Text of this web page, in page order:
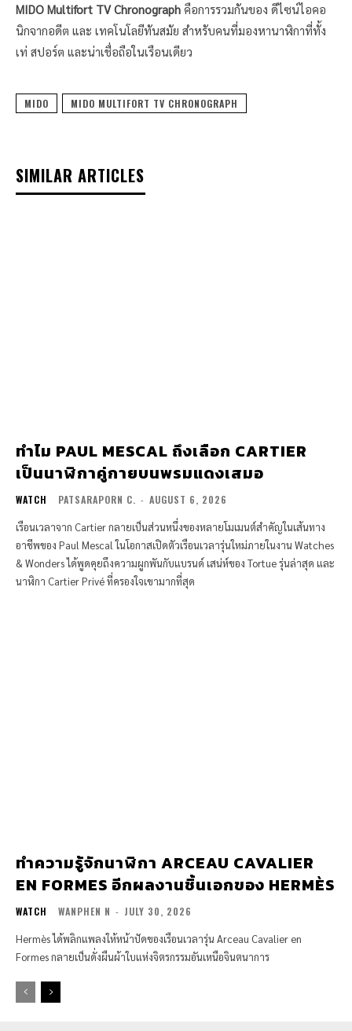
MIDO Multifort TV Chronograph คือการรวมกันของ ดีไซน์ไอคอ
นิกจากอดีต และ เทคโนโลยีทันสมัย สำหรับคนที่มองหานาฬิกาที่ทั้ง
เท่ สปอร์ต และน่าเชื่อถือในเรือนเดียว
MIDO MIDO MULTIFORT TV CHRONOGRAPH
SIMILAR ARTICLES
ทำไม PAUL MESCAL ถึงเลือก CARTIER
เป็นนาฬิกาคู่กายบนพรมแดงเสมอ
WATCH PATSARAPORN C. - AUGUST 6, 2026
เรือนเวลาจาก Cartier กลายเป็นส่วนหนึ่งของหลายโมเมนต์สำคัญในเส้นทาง
อาชีพของ Paul Mescal ในโอกาสเปิดตัวเรือนเวลารุ่นใหม่ภายในงาน Watches
& Wonders ได้พูดคุยถึงความผูกพันกับแบรนด์ เสน่ห์ของ Tortue รุ่นล่าสุด และ
นาฬิกา Cartier Privé ที่ครองใจเขามากที่สุด
ทำความรู้จักนาฬิกา ARCEAU CAVALIER
EN FORMES อีกผลงานชิ้นเอกของ HERMÈS
WATCH WANPHEN N - JULY 30, 2026
Hermès ได้พลิกแพลงให้หน้าปัดของเรือนเวลารุ่น Arceau Cavalier en
Formes กลายเป็นดั่งผืนผ้าใบแห่งจิตรกรรมอันเหนือจินตนาการ